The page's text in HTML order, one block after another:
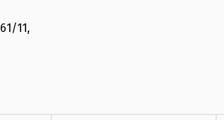
61/11,